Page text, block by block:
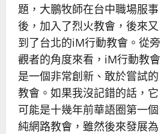
題，大鵬牧師在台中職場服事
後，加入了烈火教會，後來又
到了台北的iM行動教會。從旁
觀者的角度來看，iM行動教會
是一個非常創新、敢於嘗試的
教會。如果我沒記錯的話，它
可能是十幾年前華語圈第一個
純網路教會，雖然後來發展為